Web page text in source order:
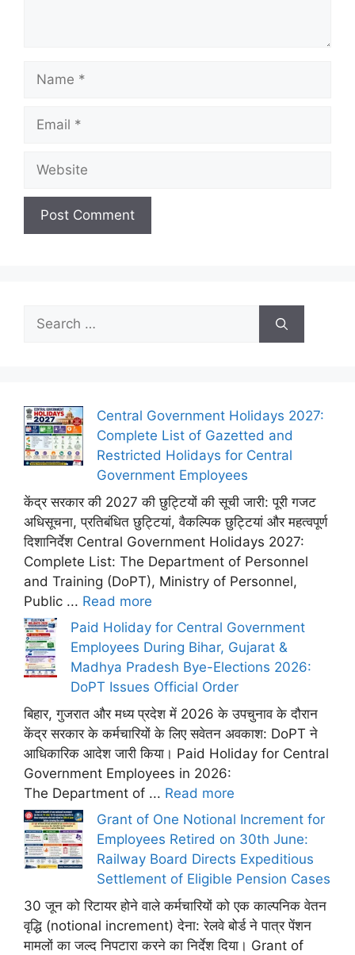
Name
Email
Website
Search
for:
Central Government Holidays 2027:
Complete List of Gazetted and
Restricted Holidays for Central
Government Employees
केंद्र सरकार की 2027 की छुट्टियों की सूची जारी: पूरी गजट
अधिसूचना, प्रतिबंधित छुट्टियां, वैकल्पिक छुट्टियां और महत्वपूर्ण
दिशानिर्देश Central Government Holidays 2027:
Complete List: The Department of Personnel
and Training (DoPT), Ministry of Personnel,
Public ... Read more
Paid Holiday for Central Government
Employees During Bihar, Gujarat &
Madhya Pradesh Bye-Elections 2026:
DoPT Issues Official Order
बिहार, गुजरात और मध्य प्रदेश में 2026 के उपचुनाव के दौरान
केंद्र सरकार के कर्मचारियों के लिए सवेतन अवकाश: DoPT ने
आधिकारिक आदेश जारी किया। Paid Holiday for Central
Government Employees in 2026:
The Department of ... Read more
Grant of One Notional Increment for
Employees Retired on 30th June:
Railway Board Directs Expeditious
Settlement of Eligible Pension Cases
30 जून को रिटायर होने वाले कर्मचारियों को एक काल्पनिक वेतन
वृद्धि (notional increment) देना: रेलवे बोर्ड ने पात्र पेंशन
मामलों का जल्द निपटारा करने का निर्देश दिया। Grant of